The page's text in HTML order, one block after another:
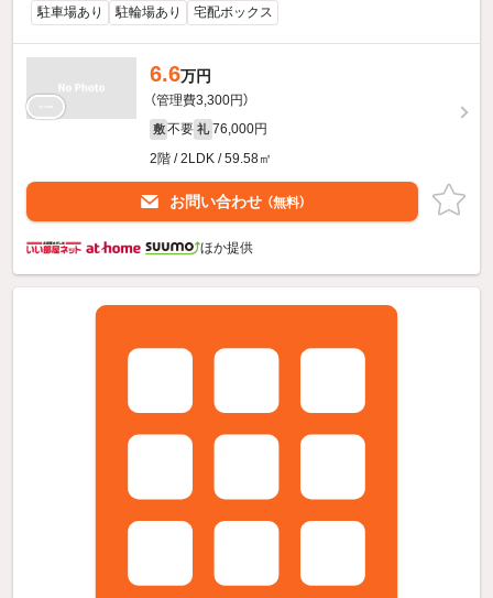
駐車場あり
駐輪場あり 宅配ボックス
6.6万円
（管理費3,300円）
敷 不要 礼 76,000円
2階 / 2LDK / 59.58㎡
お問い合わせ （無料）
ほか提供